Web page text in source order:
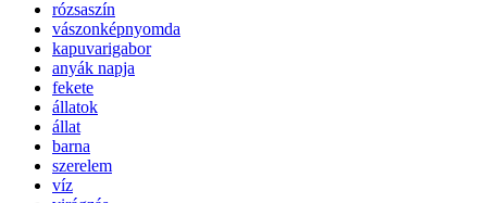
rózsaszín
vászonképnyomda
kapuvarigabor
anyák napja
fekete
állatok
állat
barna
szerelem
víz